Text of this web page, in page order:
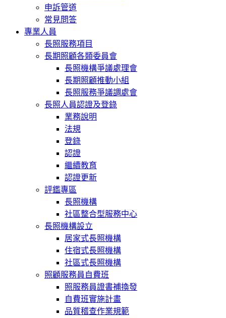
申訴管道
常見問答
專業人員
長照服務項目
長期照顧各類委員會
長照機構爭議處理會
長期照顧推動小組
長照服務爭議調處會
長照人員認證及登錄
業務說明
法規
登錄
認證
繼續教育
認證更新
評鑑專區
長照機構
社區整合型服務中心
長照機構設立
居家式長照機構
住宿式長照機構
社區式長照機構
照顧服務員自費班
照服務員證書補換發
自費班實施計畫
品質稽查作業規範